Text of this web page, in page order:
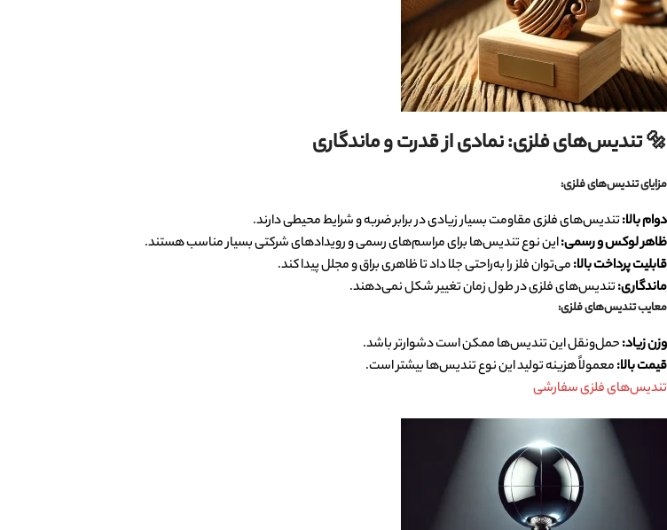
🔩تندیس‌های فلزی: نمادی از قدرت و ماندگاری
مزایای تندیس‌های فلزی:
دوام بالا:تندیس‌های فلزی مقاومت بسیار زیادی در برابر ضربه و شرایط محیطی دارند.
ظاهر لوکس و رسمی:این نوع تندیس‌ها برای مراسم‌های رسمی و رویدادهای شرکتی بسیار مناسب هستند.
قابلیت پرداخت بالا:می‌توان فلز را به‌راحتی جلا داد تا ظاهری براق و مجلل پیدا کند.
ماندگاری:تندیس‌های فلزی در طول زمان تغییر شکل نمی‌دهند.
معایب تندیس‌های فلزی:
وزن زیاد:حمل‌ونقل این تندیس‌ها ممکن است دشوارتر باشد.
قیمت بالا:معمولاً هزینه تولید این نوع تندیس‌ها بیشتر است.
تندیس‌های فلزی سفارشی